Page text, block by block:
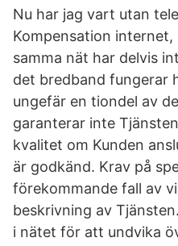
Nu har jag vart utan
Kompensation internet,
samma nät har delvis
det bredband fungerar
ungefär en tiondel av
garanterar inte
kvalitet om Kunden
är godkänd. Krav på
förekommande fall av
beskrivning av
i nätet för att undvika